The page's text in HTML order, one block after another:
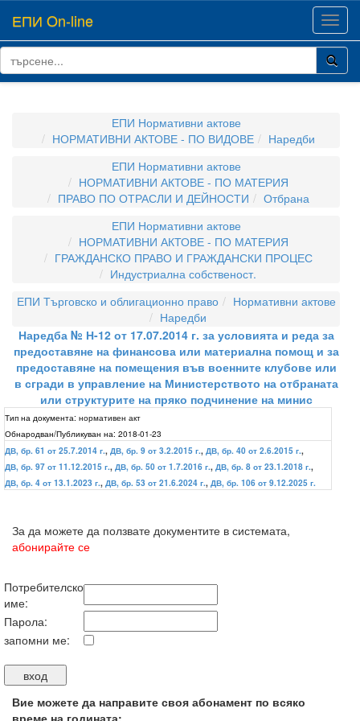
ЕПИ On-line
ЕПИ Нормативни актове
НОРМАТИВНИ АКТОВЕ - ПО ВИДОВЕ
Наредби
ЕПИ Нормативни актове
НОРМАТИВНИ АКТОВЕ - ПО МАТЕРИЯ
ПРАВО ПО ОТРАСЛИ И ДЕЙНОСТИ
Отбрана
ЕПИ Нормативни актове
НОРМАТИВНИ АКТОВЕ - ПО МАТЕРИЯ
ГРАЖДАНСКО ПРАВО И ГРАЖДАНСКИ ПРОЦЕС
Индустриална собственост.
ЕПИ Търговско и облигационно право
Нормативни актове
Наредби
Наредба № Н-12 от 17.07.2014 г. за условията и реда за
предоставяне на финансова или материална помощ и за
предоставяне на помещения във военните клубове или
в сгради в управление на Министерството на отбраната
или структурите на пряко подчинение на минис
Тип на документа: нормативен акт
Обнародван/Публикуван на: 2018-01-23
ДВ, бр. 61 от 25.7.2014 г., ДВ, бр. 9 от 3.2.2015 г., ДВ, бр. 40 от 2.6.2015 г.,
ДВ, бр. 97 от 11.12.2015 г., ДВ, бр. 50 от 1.7.2016 г., ДВ, бр. 8 от 23.1.2018 г.,
ДВ, бр. 4 от 13.1.2023 г., ДВ, бр. 53 от 21.6.2024 г., ДВ, бр. 106 от 9.12.2025 г.
За да можете да ползвате документите в системата,
абонирайте се
Потребителско
име:
Парола:
запомни ме:
Вие можете да направите своя абонамент по всяко
време на годината: